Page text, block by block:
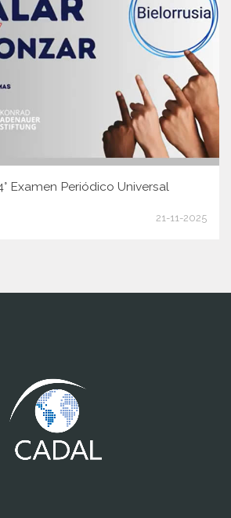
Examen Periódico Universal
21-11-2025